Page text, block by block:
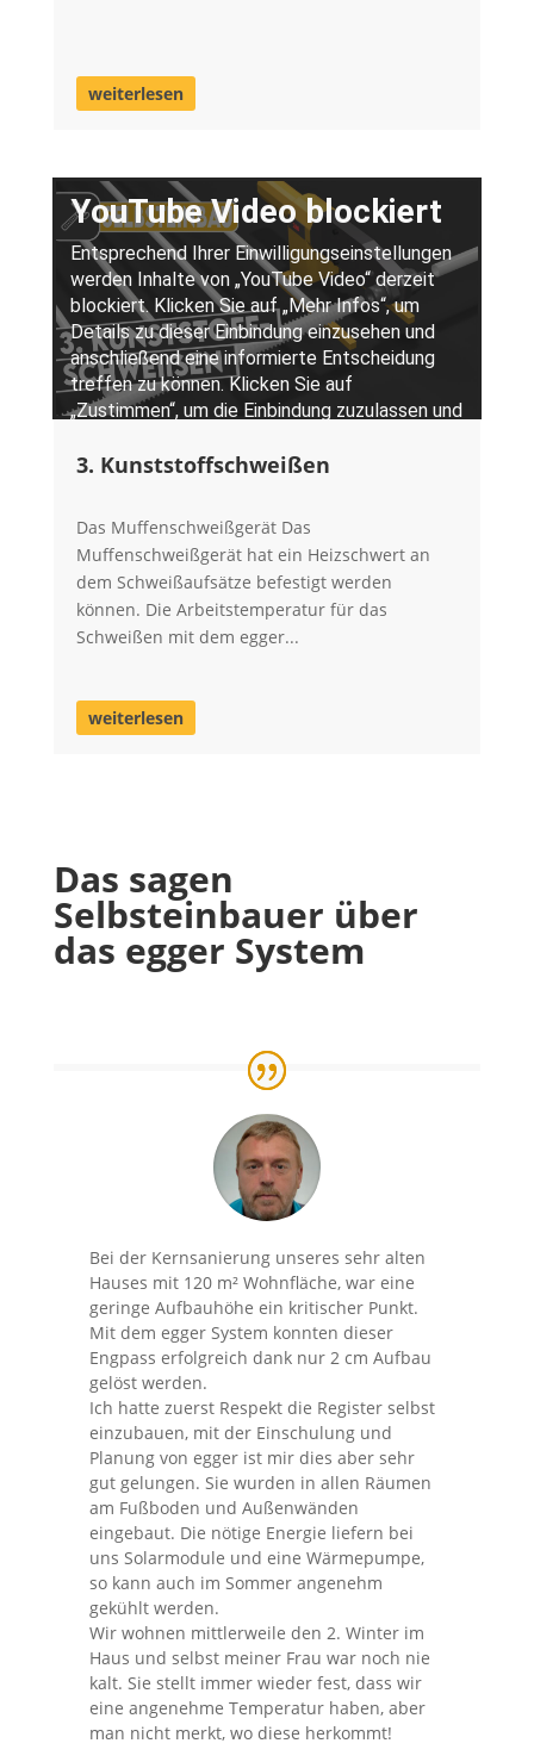
weiterlesen
3. Kunststoffschweißen
Das Muffenschweißgerät Das
Muffenschweißgerät hat ein Heizschwert an
dem Schweißaufsätze befestigt werden
können. Die Arbeitstemperatur für das
Schweißen mit dem egger...
weiterlesen
Das sagen
Selbsteinbauer über
das egger System
Bei der Kernsanierung unseres sehr alten
Hauses mit 120 m² Wohnfläche, war eine
geringe Aufbauhöhe ein kritischer Punkt.
Mit dem egger System konnten dieser
Engpass erfolgreich dank nur 2 cm Aufbau
gelöst werden.
Ich hatte zuerst Respekt die Register selbst
einzubauen, mit der Einschulung und
Planung von egger ist mir dies aber sehr
gut gelungen. Sie wurden in allen Räumen
am Fußboden und Außenwänden
eingebaut. Die nötige Energie liefern bei
uns Solarmodule und eine Wärmepumpe,
so kann auch im Sommer angenehm
gekühlt werden.
Wir wohnen mittlerweile den 2. Winter im
Haus und selbst meiner Frau war noch nie
kalt. Sie stellt immer wieder fest, dass wir
eine angenehme Temperatur haben, aber
man nicht merkt, wo diese herkommt!